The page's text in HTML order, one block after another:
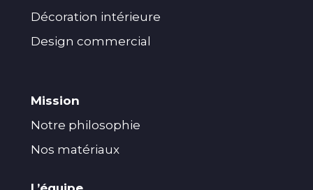
Décoration intérieure
Design commercial
Mission
Notre philosophie
Nos matériaux